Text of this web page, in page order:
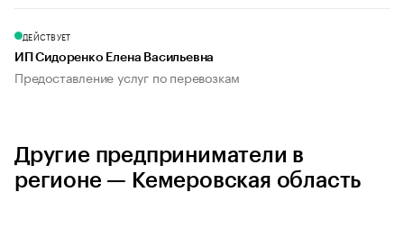
ДЕЙСТВУЕТ
ИП Сидоренко Елена Васильевна
Предоставление услуг по перевозкам
Другие предприниматели в
регионе — Кемеровская область